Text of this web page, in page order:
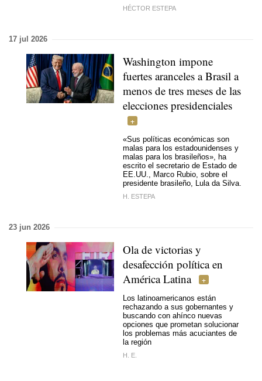
HÉCTOR ESTEPA
17 jul 2026
Washington impone
fuertes aranceles a Brasil a
menos de tres meses de las
elecciones presidenciales
«Sus políticas económicas son
malas para los estadounidenses y
malas para los brasileños», ha
escrito el secretario de Estado de
EE.UU., Marco Rubio, sobre el
presidente brasileño, Lula da Silva.
H. ESTEPA
23 jun 2026
Ola de victorias y
desafección política en
América Latina
Los latinoamericanos están
rechazando a sus gobernantes y
buscando con ahínco nuevas
opciones que prometan solucionar
los problemas más acuciantes de
la región
H. E.